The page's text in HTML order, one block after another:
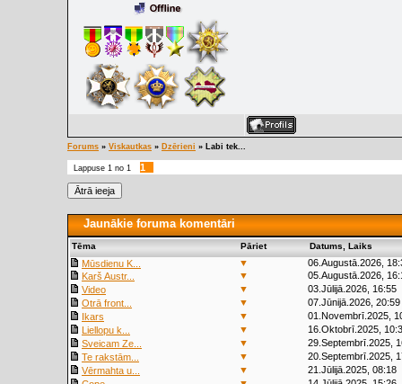
Forums » Viskautkas » Dzērieni » Labi tek...
Lappuse 1 no 1 1
Jaunākie foruma komentāri
Tēma Pāriet Datums, Laiks
Mūsdienu K... ▼
06.Augustā.2026,
Karš Austr...
▼
05.Augustā.2026,
Video
▼
03.Jūlijā.2026, 16:55
Otrā front...
▼
07.Jūnijā.2026, 20:59
Ikars
▼
01.Novembrī.2025,
Liellopu k...
▼
16.Oktobrī.2025,
Sveicam Ze...
▼
29.Septembrī.2025,
Te rakstām...
▼
20.Septembrī.2025,
Vērmahta u...
▼
21.Jūlijā.2025, 08:18